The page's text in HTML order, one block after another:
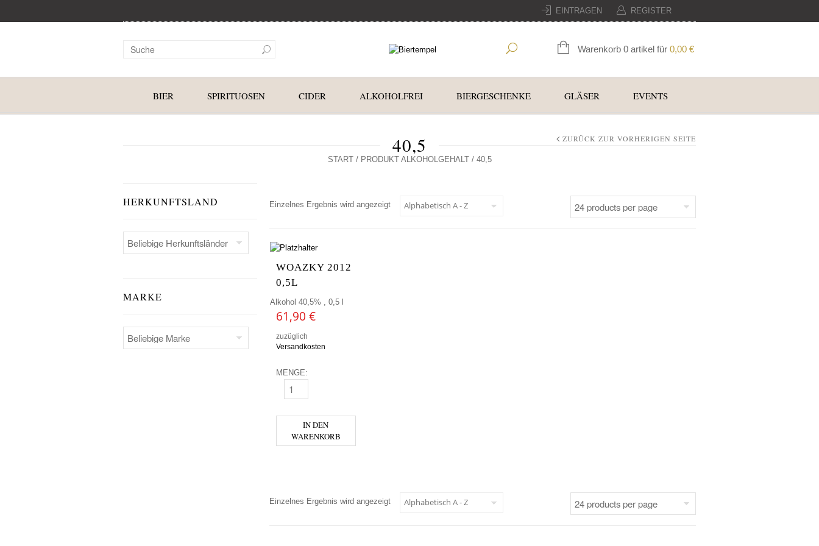
EINTRAGEN REGISTER
Warenkorb 0 artikel für 0,00 €
BIER SPIRITUOSEN CIDER ALKOHOLFREI BIERGESCHENKE GLÄSER EVENTS
40,5
START/ PRODUKT ALKOHOLGEHALT / 40,5
ZURÜCK ZUR VORHERIGEN SEITE
HERKUNFTSLAND
MARKE
Einzelnes Ergebnis wird angezeigt
WOAZKY 2012
0,5L
Alkohol 40,5% , 0,5 l
61,90 €
zuzüglich
Versandkosten
MENGE:
WOAZKY 2012 0,5L MENGE
IN DEN
WARENKORB
Einzelnes Ergebnis wird angezeigt